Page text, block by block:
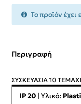
Το προϊόν έχει
Περιγραφή
ΣΥΣΚΕΥΑΣΙΑ 10
IP 20 | Υλικό: